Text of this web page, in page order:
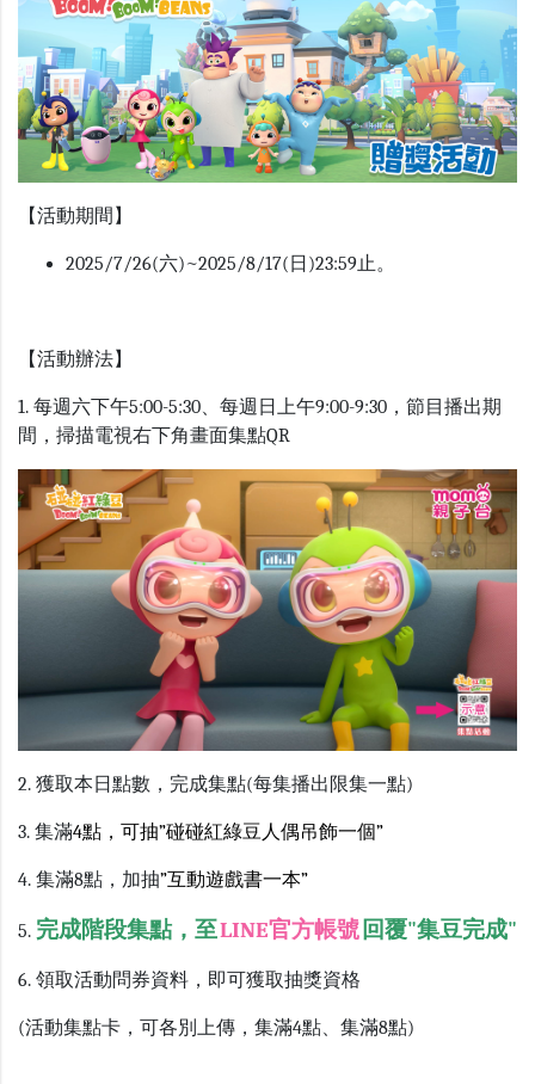
【活動期間】
2025/7/26(六)~2025/8/17(日)23:59止。
【活動辦法】
1. 每週六下午5:00-5:30、每週日上午9:00-9:30，節目播出期
間，掃描電視右下角畫面集點QR
2. 獲取本日點數，完成集點(每集播出限集一點)
3. 集滿4點，可抽”碰碰紅綠豆人偶吊飾一個”
4. 集滿8點，加抽”互動遊戲書一本”
5. 完成階段集點，至LINE官方帳號 回覆"集豆完成"
6. 領取活動問券資料，即可獲取抽獎資格
(活動集點卡，可各別上傳，集滿4點、集滿8點)